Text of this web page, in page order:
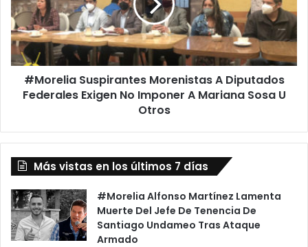
Diputados
Federales
Exigen
No
Imponer
Mariana
Otros
#Morelia Suspirantes Morenistas A Diputados
Federales Exigen No Imponer A Mariana Sosa U
Otros
Más vistas en los últimos 7 días
#Morelia Alfonso Martínez Lamenta
Muerte Del Jefe De Tenencia De
Santiago Undameo Tras Ataque
Armado